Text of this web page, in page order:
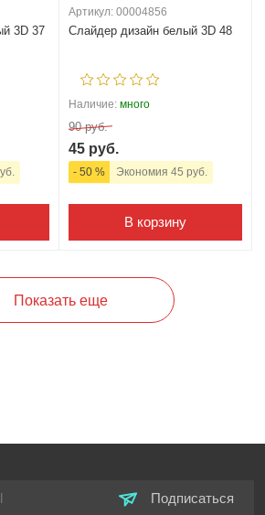
3D 37
Артикул: 00004856
Слайдер дизайн белый 3D 48
Наличие: много
90 руб.
45 руб.
- 50 % Экономия 45 руб.
В корзину
Показать еще
Подписаться